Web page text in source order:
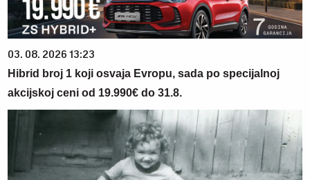
03. 08. 2026 13:23
Hibrid broj 1 koji osvaja Evropu, sada po specijalnoj
akcijskoj ceni od 19.990€ do 31.8.